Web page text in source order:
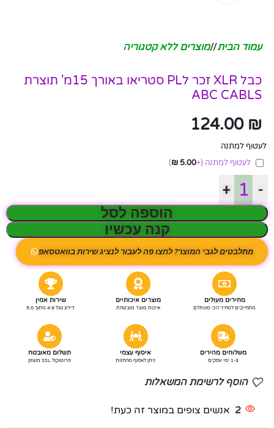
עמוד הבית/ מוצרים ללא קטגוריה
כבל XLR זכר לPL סטריאו באורך 15מ' תוצרת
ABC CABLS
124.00 ₪
לעטוף למתנה
לעטוף למתנה (+
5.00
₪
)
-
+
הוספה לסל
קנה עכשיו
מתלבטים לגבי המוצר? לחצו פה לעבור לנציג שירות בוואטסאפ
מחירים מעולים
מתחייבים למחיר הכי משתלם
מוצרים איכותיים
איכות מוצר מובטחת
שירות אמין
דירוג גוגל 4.9 מתוך 5.0
משלוחים מהירים
1-3 ימי עסקים
איסוף עצמי
ניתן לאסוף מהחנות
תשלום מאובטח
פרוטוקול SSL מוצפן
הוסף לרשימת המשאלות
2 אנשים צופים במוצר זה כעת!